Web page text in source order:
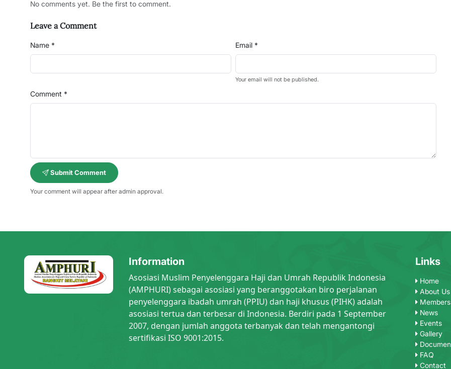
No comments yet. Be the first to comment.
Leave a Comment
Name * Email *
Your email will not be published.
Comment *
Submit Comment
Your comment will appear after admin approval.
Information
Asosiasi Muslim Penyelenggara Haji dan Umrah Republik Indonesia
(AMPHURI) sebagai asosiasi yang beranggotakan biro perjalanan
penyelenggara ibadah umrah (PPIU) dan haji khusus (PIHK) adalah
asosiasi tertua dan terbesar di Indonesia. Berdiri pada 1 September
2007, dengan jumlah anggota terbanyak dan telah mengantongi
sertifikasi ISO 9001:2015.
Links
Home
About Us
Members
News
Events
Gallery
FAQ
Contact